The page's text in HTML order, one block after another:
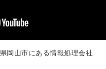
岡山市にある情報処理会社